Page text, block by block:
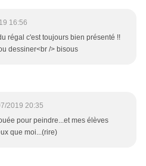
16:56
régal c'est toujours bien présenté !!
dessiner<br /> bisous
2019 20:35
pour peindre...et mes élèves
que moi...(rire)